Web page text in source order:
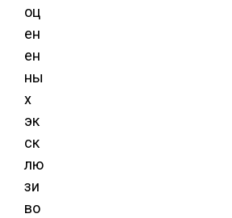
оц
ен
ен
ны
х
эк
ск
лю
зи
во